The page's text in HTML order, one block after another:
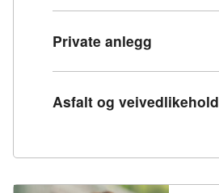
Private anlegg
Asfalt og veivedlikehold